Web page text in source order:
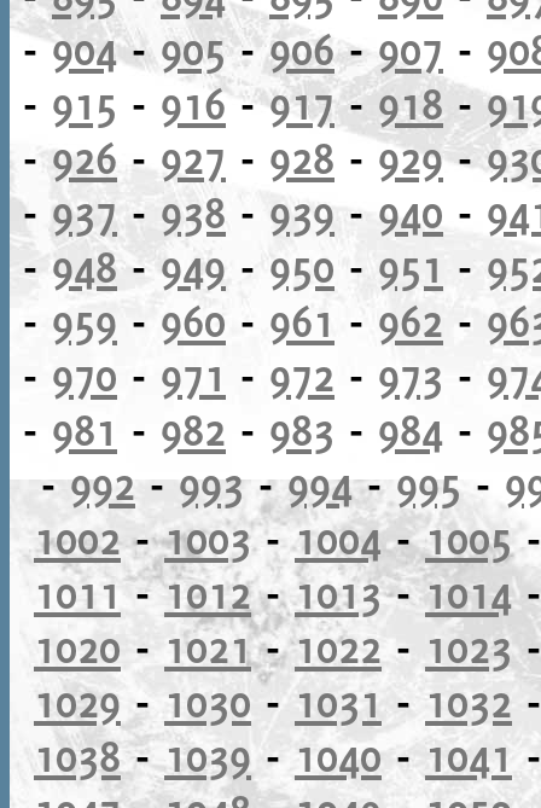
-904-905-906-907 -
- 915 - 916-917-918 -
-926 - 927 - 928 - 929-
- 937-938 - 939- 940 -
-948-949 - 950 - 951 -
- 959 - 960 - 961 - 962 -
- 970 - 971 - 972 - 973 -
- 981 - 982 - 983 - 984 -
-992-993-994- 995 -
1002-1003-1004-1005
1011-1012-1013-1014
1020 - 1021-1022 - 1023
1029 -1030- 1031 -1032
1038-1039 - 1040- 1041